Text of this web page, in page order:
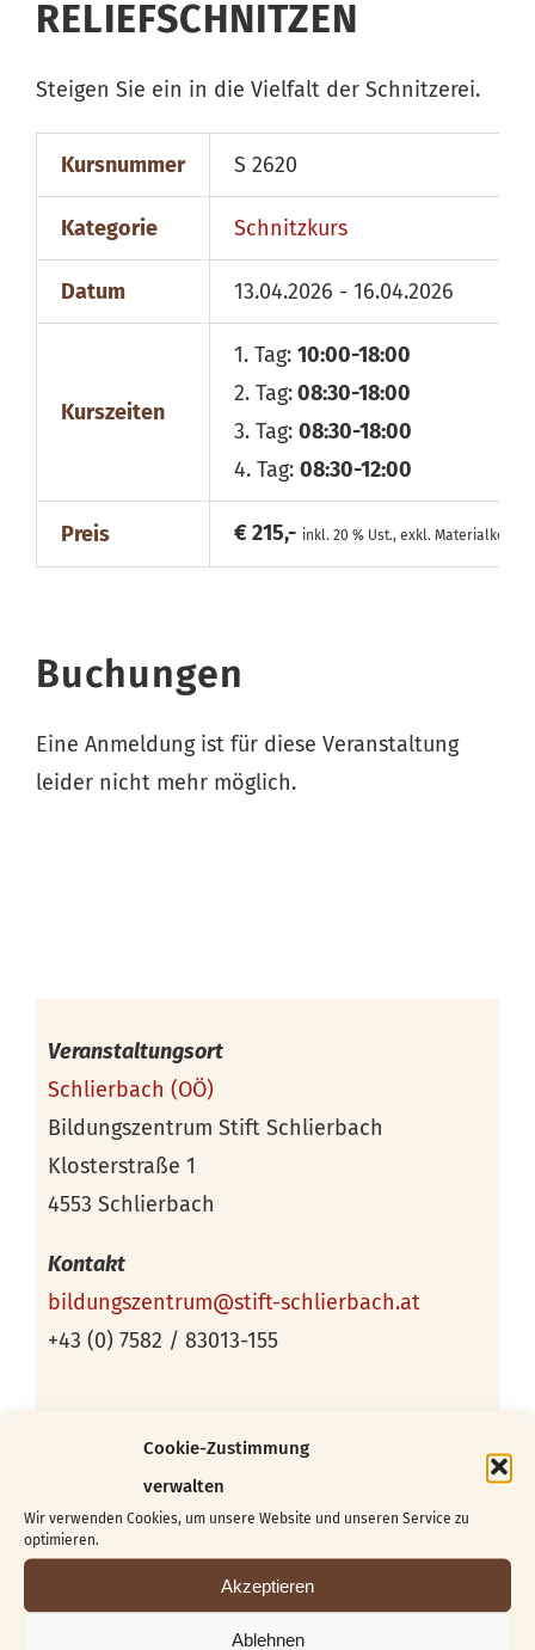
Cookie-Zustimmung
verwalten
Wir verwenden Cookies, um unsere Website und unseren Service zu
optimieren.
Akzeptieren
Ablehnen
RELIEFSCHNITZEN
Steigen Sie ein in die Vielfalt der Schnitzerei.
Kursnummer S 2620
Kategorie Schnitzkurs
Datum 13.04.2026 - 16.04.2026
Kurszeiten
1. Tag: 10:00-18:00
2. Tag:08:30-18:00
3. Tag: 08:30-18:00
4. Tag: 08:30-12:00
Preis € 215,- inkl. 20 % Ust., exkl. Materialkosten
Buchungen
Eine Anmeldung ist für diese Veranstaltung
leider nicht mehr möglich.
Veranstaltungsort
Schlierbach (OÖ)
Bildungszentrum Stift Schlierbach
Klosterstraße 1
4553 Schlierbach
Kontakt
bildungszentrum@stift-schlierbach.at
+43 (0) 7582 / 83013-155